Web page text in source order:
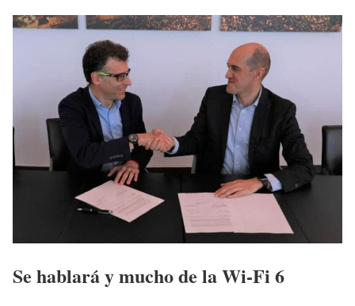
Se hablará y mucho de la Wi-Fi 6